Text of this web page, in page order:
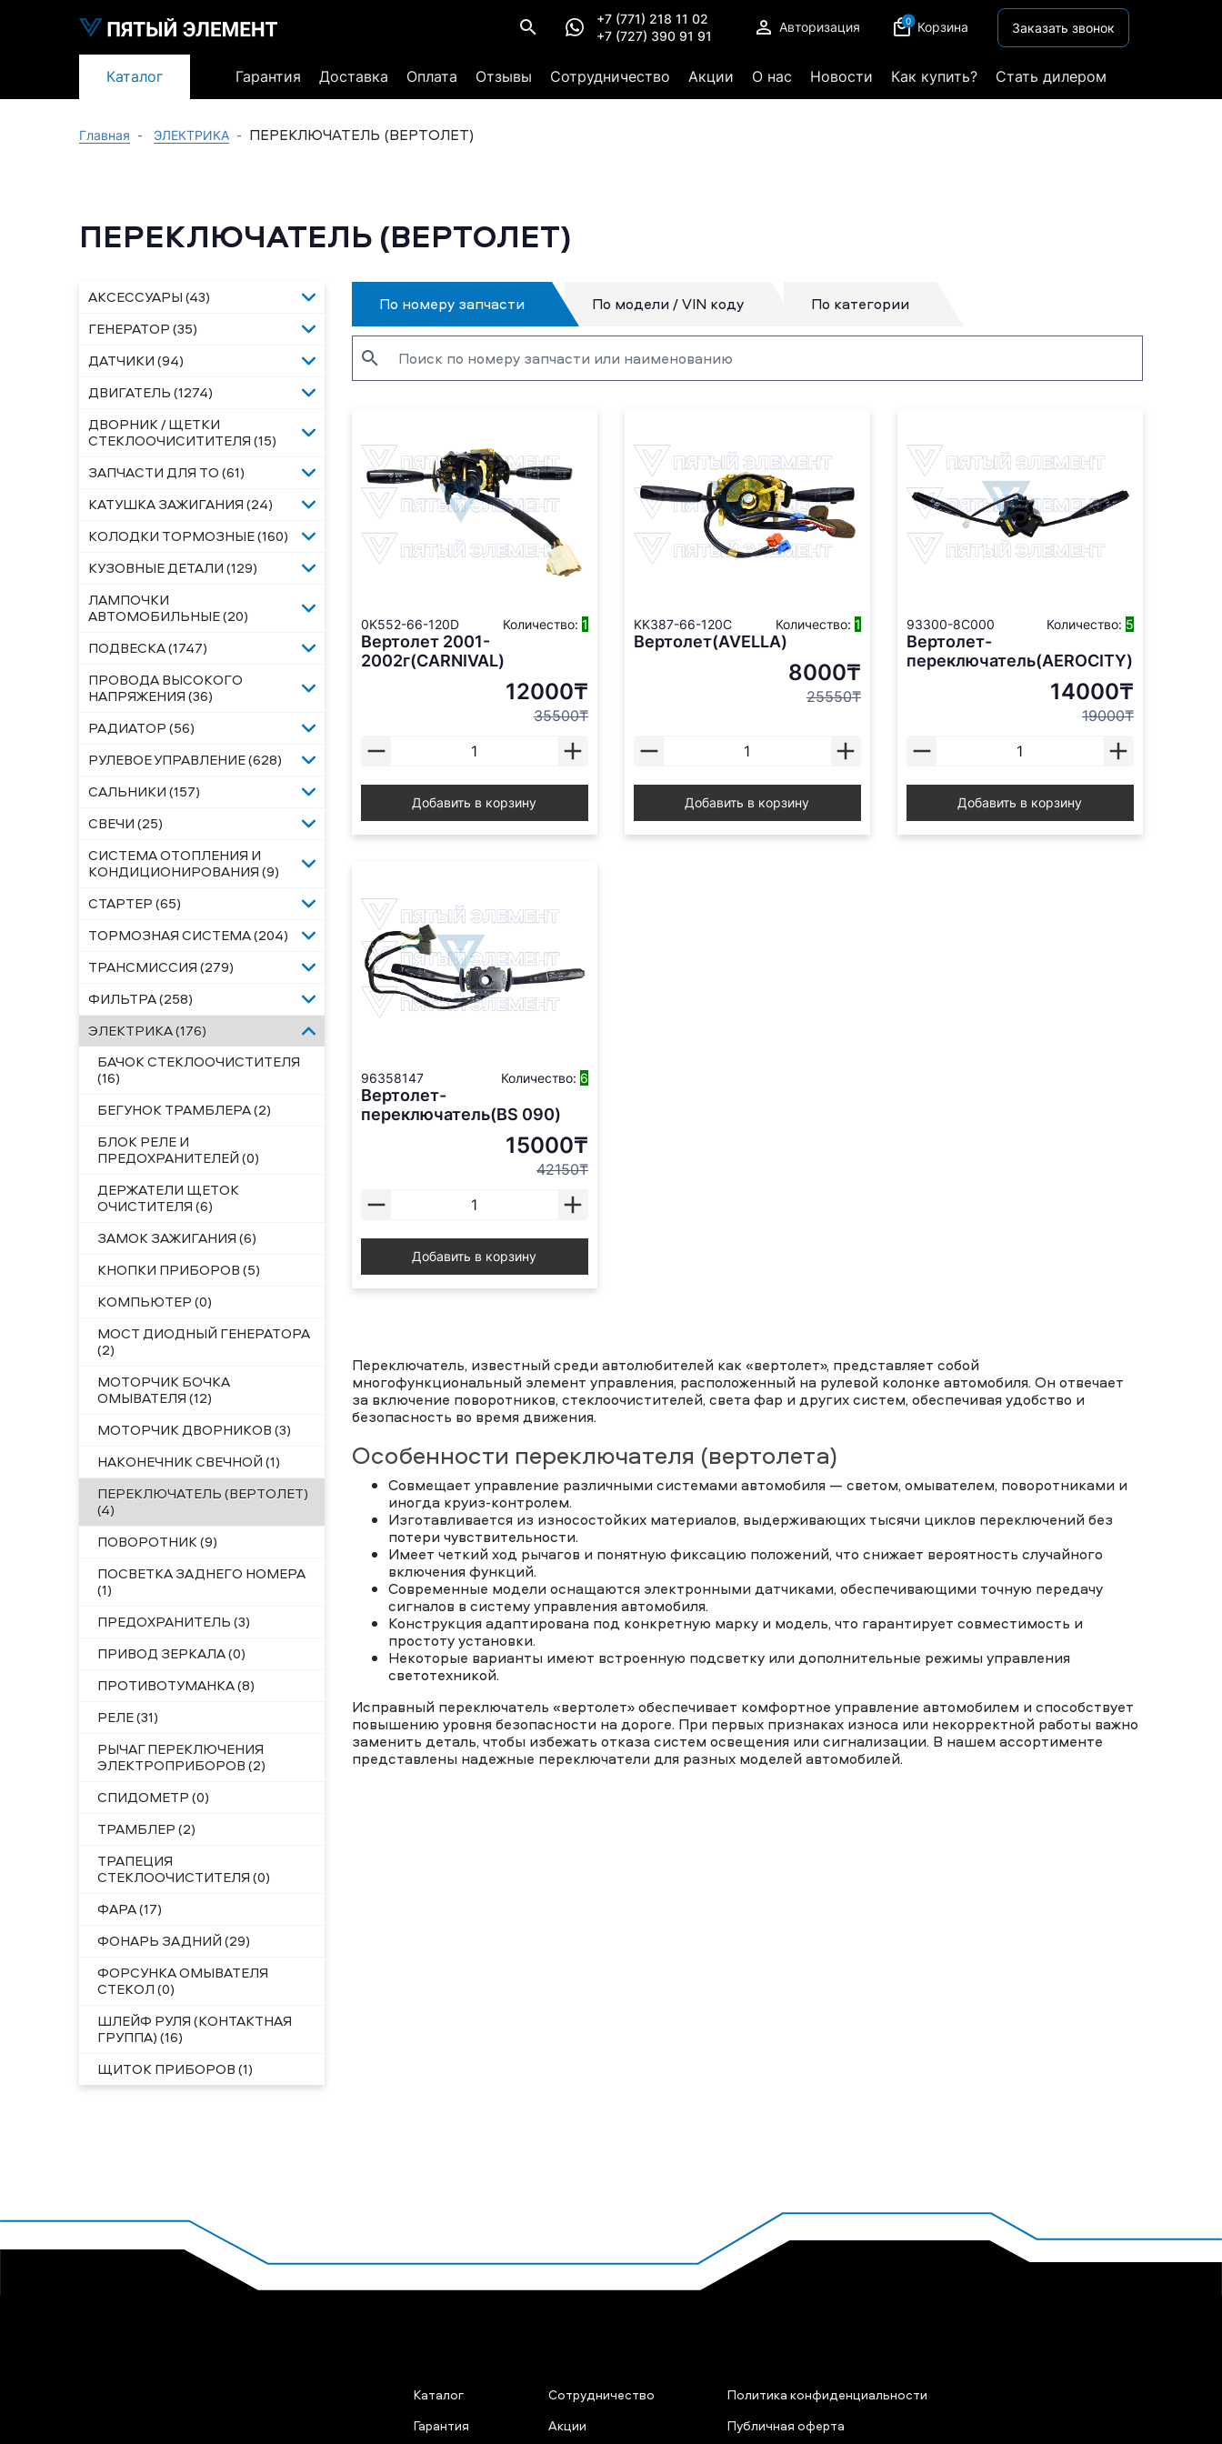
+7 (771) 218 11 02
+7 (727) 390 91 91
Авторизация 0 Корзина Заказать звонок
Каталог Гарантия Доставка Оплата Отзывы Сотрудничество Акции О нас Новости Как купить? Стать дилером
Главная ЭЛЕКТРИКА ПЕРЕКЛЮЧАТЕЛЬ (ВЕРТОЛЕТ)
ПЕРЕКЛЮЧАТЕЛЬ (ВЕРТОЛЕТ)
АКСЕССУАРЫ (43)
ГЕНЕРАТОР (35)
ДАТЧИКИ (94)
ДВИГАТЕЛЬ (1274)
ДВОРНИК / ЩЕТКИ
СТЕКЛООЧИСИТИТЕЛЯ (15)
ЗАПЧАСТИ ДЛЯ ТО (61)
КАТУШКА ЗАЖИГАНИЯ (24)
КОЛОДКИ ТОРМОЗНЫЕ (160)
КУЗОВНЫЕ ДЕТАЛИ (129)
ЛАМПОЧКИ
АВТОМОБИЛЬНЫЕ (20)
ПОДВЕСКА (1747)
ПРОВОДА ВЫСОКОГО
НАПРЯЖЕНИЯ (36)
РАДИАТОР (56)
РУЛЕВОЕ УПРАВЛЕНИЕ (628)
САЛЬНИКИ (157)
СВЕЧИ (25)
СИСТЕМА ОТОПЛЕНИЯ И
КОНДИЦИОНИРОВАНИЯ (9)
СТАРТЕР (65)
ТОРМОЗНАЯ СИСТЕМА (204)
ТРАНСМИССИЯ (279)
ФИЛЬТРА (258)
ЭЛЕКТРИКА (176)
БАЧОК СТЕКЛООЧИСТИТЕЛЯ
(16)
БЕГУНОК ТРАМБЛЕРА (2)
БЛОК РЕЛЕ И
ПРЕДОХРАНИТЕЛЕЙ (0)
ДЕРЖАТЕЛИ ЩЕТОК
ОЧИСТИТЕЛЯ (6)
ЗАМОК ЗАЖИГАНИЯ (6)
КНОПКИ ПРИБОРОВ (5)
КОМПЬЮТЕР (0)
МОСТ ДИОДНЫЙ ГЕНЕРАТОРА
(2)
МОТОРЧИК БОЧКА
ОМЫВАТЕЛЯ (12)
МОТОРЧИК ДВОРНИКОВ (3)
НАКОНЕЧНИК СВЕЧНОЙ (1)
ПЕРЕКЛЮЧАТЕЛЬ (ВЕРТОЛЕТ)
(4)
ПОВОРОТНИК (9)
ПОСВЕТКА ЗАДНЕГО НОМЕРА
(1)
ПРЕДОХРАНИТЕЛЬ (3)
ПРИВОД ЗЕРКАЛА (0)
ПРОТИВОТУМАНКА (8)
РЕЛЕ (31)
РЫЧАГ ПЕРЕКЛЮЧЕНИЯ
ЭЛЕКТРОПРИБОРОВ (2)
СПИДОМЕТР (0)
ТРАМБЛЕР (2)
ТРАПЕЦИЯ
СТЕКЛООЧИСТИТЕЛЯ (0)
ФАРА (17)
ФОНАРЬ ЗАДНИЙ (29)
ФОРСУНКА ОМЫВАТЕЛЯ
СТЕКОЛ (0)
ШЛЕЙФ РУЛЯ (КОНТАКТНАЯ
ГРУППА) (16)
ЩИТОК ПРИБОРОВ (1)
По номеру запчасти По модели / VIN коду По категории
0K552-66-120D Количество: 1
Вертолет 2001-
2002г(CARNIVAL)
12000₸
35500₸
Добавить в корзину
KK387-66-120C Количество: 1
Вертолет(AVELLA)
8000₸
25550₸
Добавить в корзину
93300-8C000 Количество: 5
Вертолет-
переключатель(AEROCITY)
14000₸
19000₸
Добавить в корзину
96358147 Количество: 6
Вертолет-
переключатель(BS 090)
15000₸
42150₸
Добавить в корзину
Переключатель, известный среди автолюбителей как «вертолет», представляет собой
многофункциональный элемент управления, расположенный на рулевой колонке автомобиля. Он отвечает
за включение поворотников, стеклоочистителей, света фар и других систем, обеспечивая удобство и
безопасность во время движения.
Особенности переключателя (вертолета)
Совмещает управление различными системами автомобиля — светом, омывателем, поворотниками и
иногда круиз-контролем.
Изготавливается из износостойких материалов, выдерживающих тысячи циклов переключений без
потери чувствительности.
Имеет четкий ход рычагов и понятную фиксацию положений, что снижает вероятность случайного
включения функций.
Современные модели оснащаются электронными датчиками, обеспечивающими точную передачу
сигналов в систему управления автомобиля.
Конструкция адаптирована под конкретную марку и модель, что гарантирует совместимость и
простоту установки.
Некоторые варианты имеют встроенную подсветку или дополнительные режимы управления
светотехникой.
Исправный переключатель «вертолет» обеспечивает комфортное управление автомобилем и способствует
повышению уровня безопасности на дороге. При первых признаках износа или некорректной работы важно
заменить деталь, чтобы избежать отказа систем освещения или сигнализации. В нашем ассортименте
представлены надежные переключатели для разных моделей автомобилей.
Каталог
Гарантия
Сотрудничество
Акции
Политика конфиденциальности
Публичная оферта